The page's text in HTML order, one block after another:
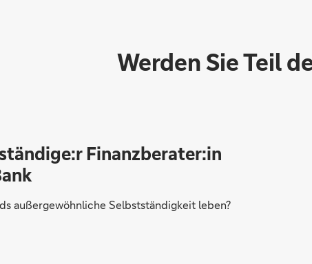
Werden Sie Teil
Finanzberater:in
außergewöhnliche Selbstständigkeit leben?